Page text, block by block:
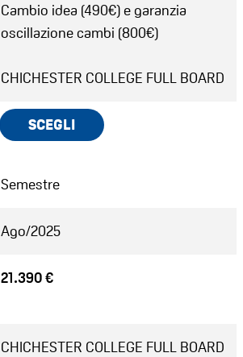
Cambio idea (490€) e garanzia
oscillazione cambi (800€)
CHICHESTER COLLEGE FULL BOARD
SCEGLI
Semestre
Ago/2025
21.390 €
CHICHESTER COLLEGE FULL BOARD